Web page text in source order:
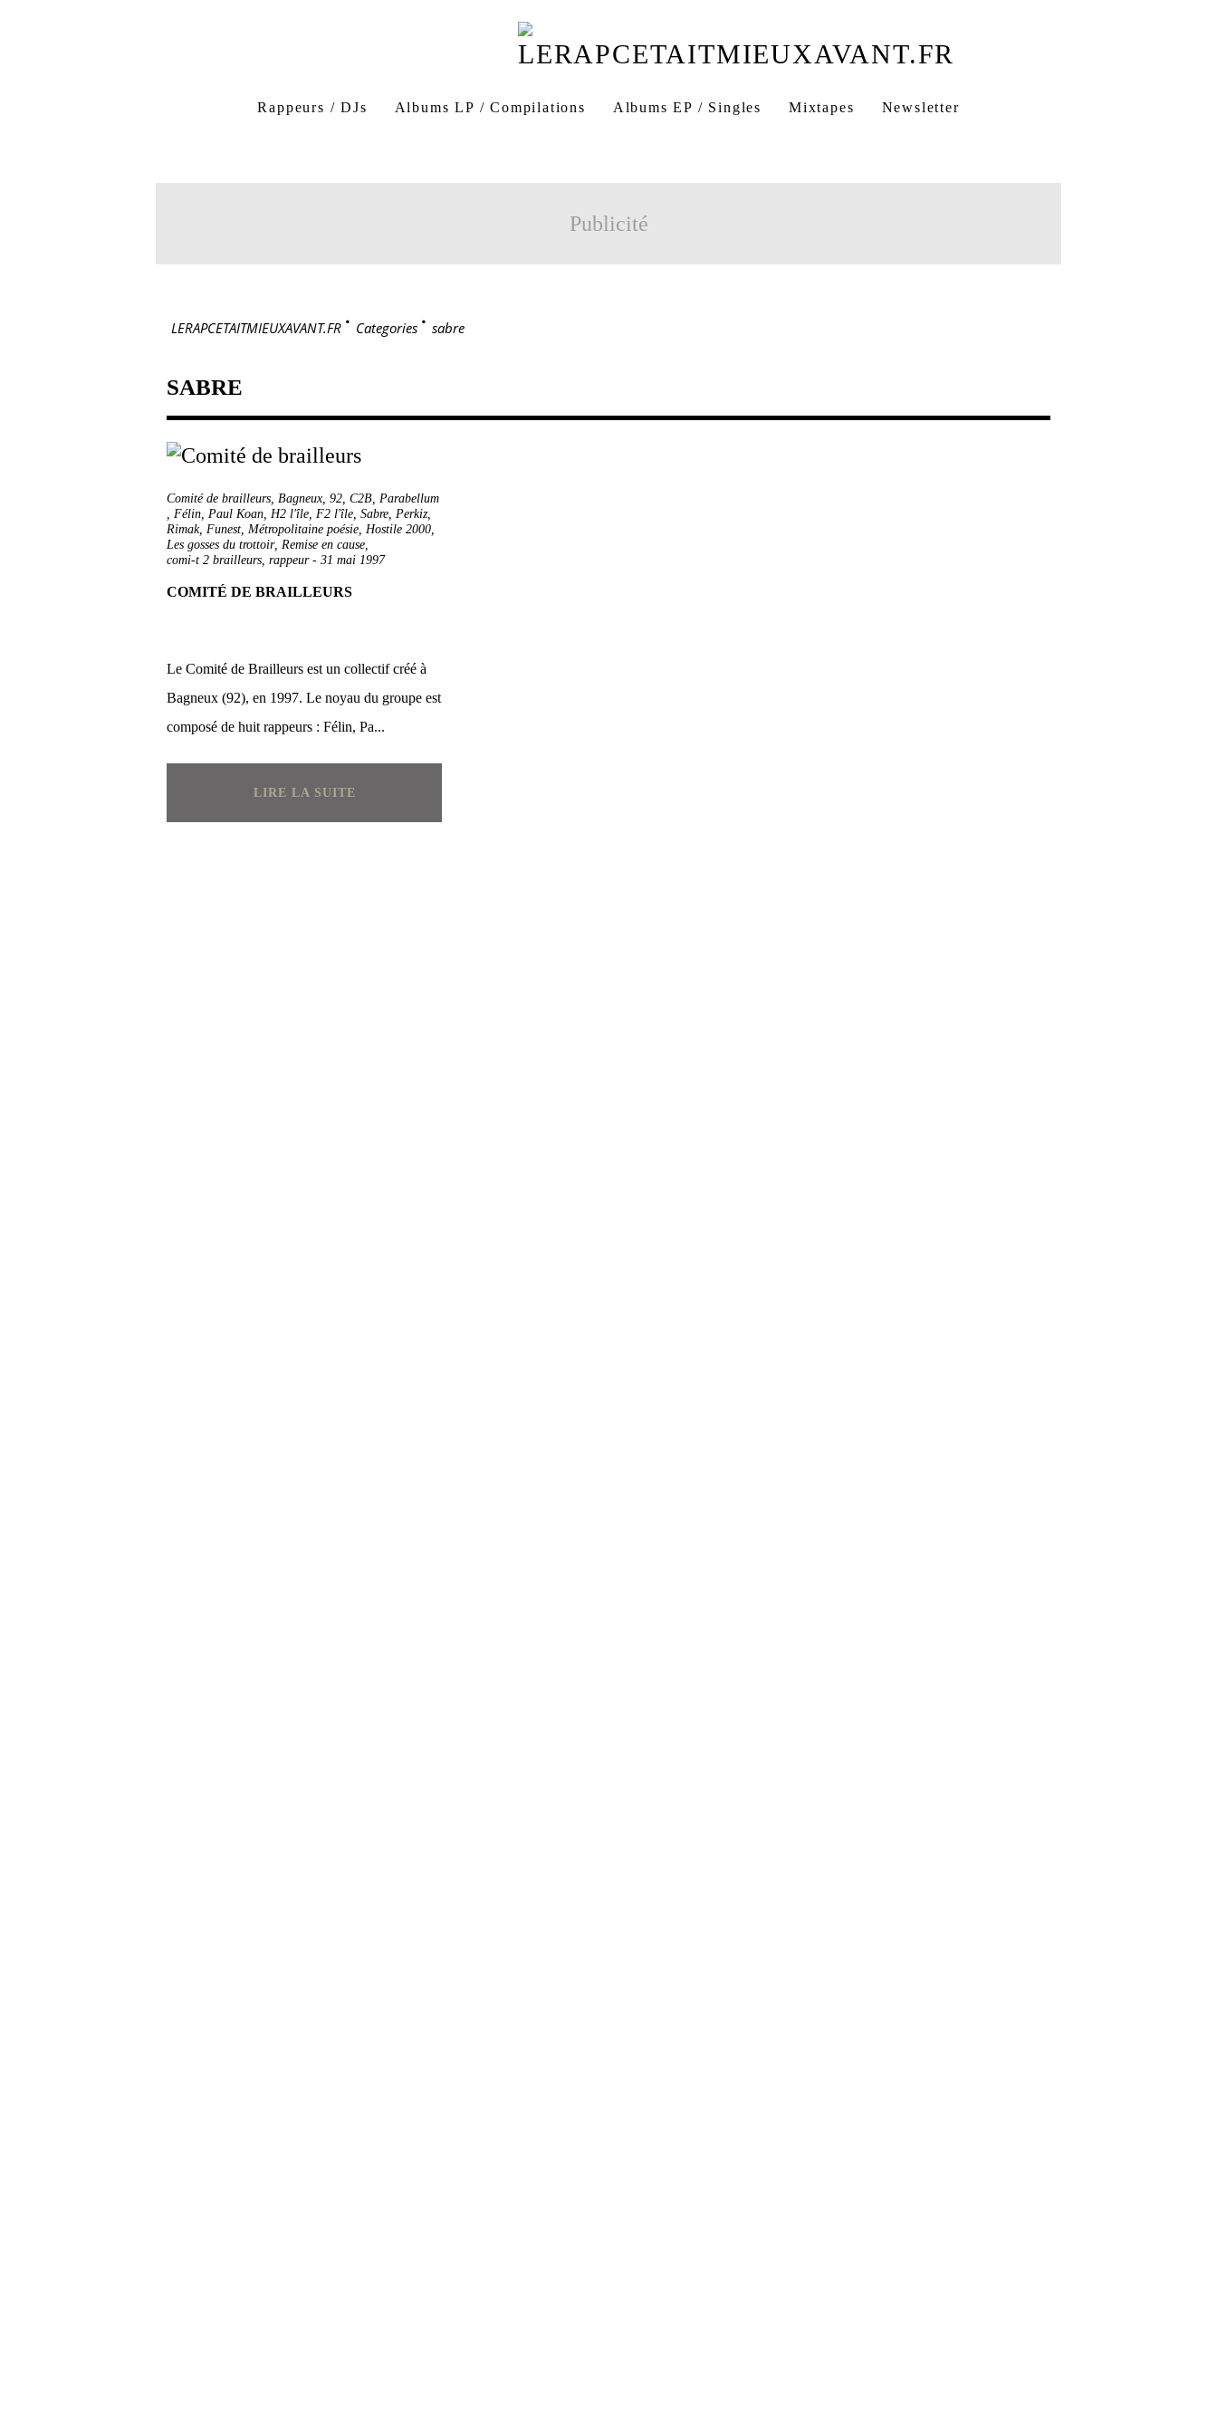
Rappeurs / DJs Albums LP / Compilations Albums EP / Singles Mixtapes Newsletter
Publicité
LERAPCETAITMIEUXAVANT.FR > Categories > sabre
SABRE
Comité de brailleurs, Bagneux, 92, C2B, Parabellum
, Félin, Paul Koan, H2 l'île, F2 l'île, Sabre, Perkiz,
Rimak, Funest, Métropolitaine poésie, Hostile 2000,
Les gosses du trottoir, Remise en cause,
comi-t 2 brailleurs, rappeur- 31 mai 1997
COMITÉ DE BRAILLEURS
Le Comité de Brailleurs est un collectif créé à
Bagneux (92), en 1997. Le noyau du groupe est
composé de huit rappeurs : Félin, Pa...
LIRE LA SUITE